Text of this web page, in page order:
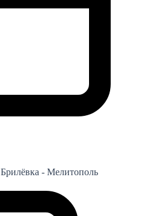
Брилёвка - Мелитополь